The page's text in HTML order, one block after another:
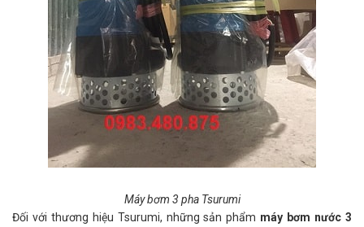
Máy bơm 3 pha Tsurumi
Đối với thương hiệu Tsurumi, những sản phẩm máy bơm nước 3